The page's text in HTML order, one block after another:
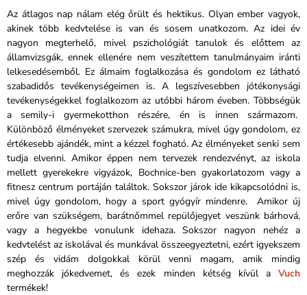
Az átlagos nap nálam elég őrült és hektikus. Olyan ember vagyok,
akinek több kedvtelése is van és sosem unatkozom. Az idei év
nagyon megterhelő, mivel pszichológiát tanulok és előttem az
államvizsgák, ennek ellenére nem veszítettem tanulmányaim iránti
lelkesedésemből. Ez álmaim foglalkozása és gondolom ez látható
szabadidős tevékenységeimen is. A legszívesebben jótékonysági
tevékenységekkel foglalkozom az utóbbi három éveben. Többségük
a semily-i gyermekotthon részére, én is innen származom.
Különböző élményeket szervezek számukra, mivel úgy gondolom, ez
értékesebb ajándék, mint a kézzel fogható. Az élményeket senki sem
tudja elvenni. Amikor éppen nem tervezek rendezvényt, az iskola
mellett gyerekekre vigyázok, Bochnice-ben gyakorlatozom vagy a
fitnesz centrum portáján találtok. Sokszor járok ide kikapcsolódni is,
mivel úgy gondolom, hogy a sport gyógyír mindenre. Amikor új
erőre van szükségem, barátnőmmel repülőjegyet veszünk bárhová,
vagy a hegyekbe vonulunk idehaza. Sokszor nagyon nehéz a
kedvtelést az iskolával és munkával összeegyeztetni, ezért igyekszem
szép és vidám dolgokkal körül venni magam, amik mindig
meghozzák jókedvemet, és ezek minden kétség kívül a Vuch
termékek!